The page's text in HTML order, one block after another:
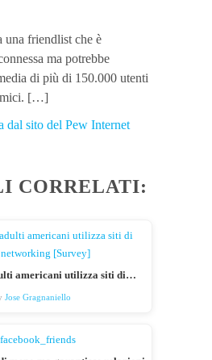
una friendlist che è
ma potrebbe
di più di 150.000 utenti
[…]
dal sito del Pew Internet
CORRELATI:
americani utilizza siti di…
Jose Gragnaniello